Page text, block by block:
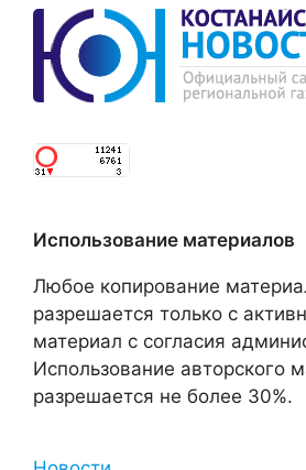
Использование материалов
Любое копирование
разрешается только с
материал с согласия
Использование авторского
разрешается не более 30%.